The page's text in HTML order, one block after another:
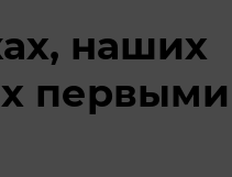
наших
первыми